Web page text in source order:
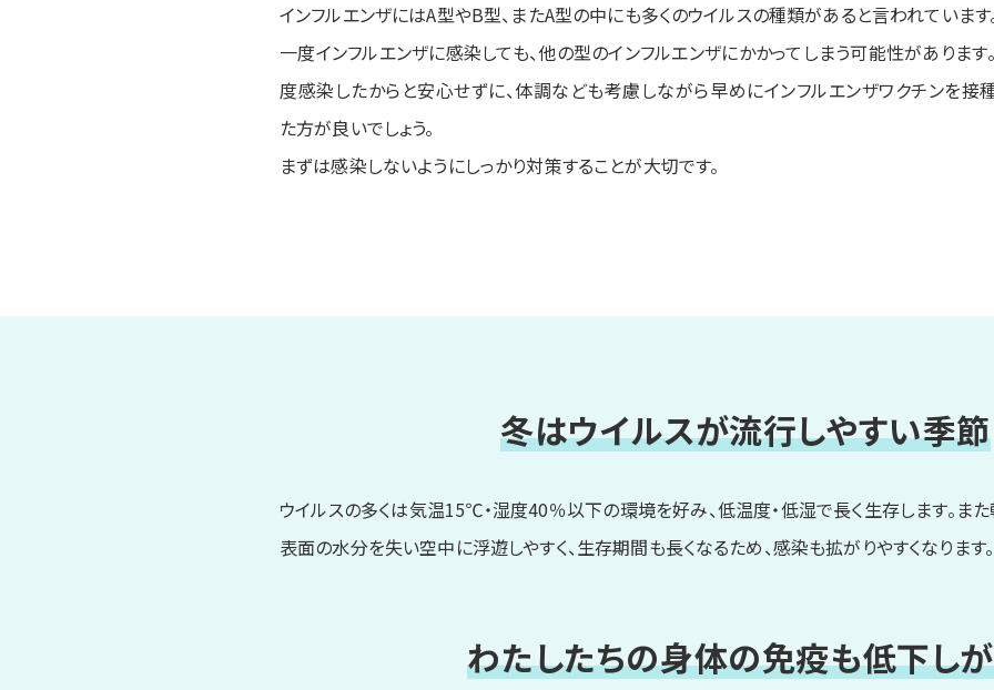
インフルエンザにはA型やB型、またA型の中にも多くのウイルスの種類があると言われています
一度インフルエンザに感染しても、他の型のインフルエンザにかかってしまう可能性があります
度感染したからと安心せずに、体調なども考慮しながら早めにインフルエンザワクチンを接
た方が良いでしょう。
まずは感染しないようにしっかり対策することが大切です。
冬はウイルスが流行しやすい季節
ウイルスの多くは気温15℃・湿度40％以下の環境を好み、低温度・低湿で長く生存します。ま
表面の水分を失い空中に浮遊しやすく、生存期間も長くなるため、感染も拡がりやすくなります。
わたしたちの身体の免疫も低下し